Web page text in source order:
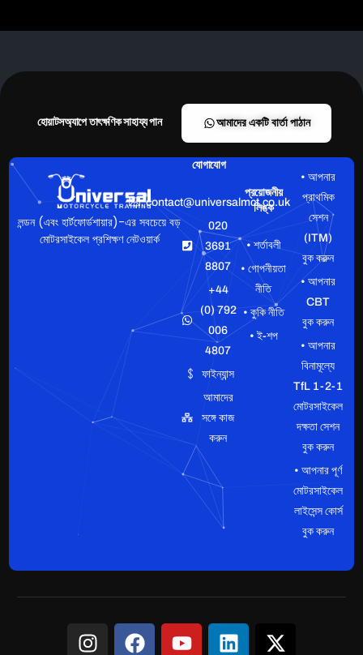
হোয়াটসঅ্যাপে তাৎক্ষণিক সাহায্য পান আমাদের একটি বার্তা পাঠান
লন্ডন (এবং হার্টফোর্ডশায়ার)-এর সবচেয়ে বড়
মোটরসাইকেল প্রশিক্ষণ নেটওয়ার্ক
যোগাযোগ
contact@universalmct.co.uk
020
3691
8807
+44
(0) 792
006
4807
ফাইন্যান্স
আমাদের
সঙ্গে কাজ
করুন
প্রয়োজনীয়
লিঙ্ক
• শর্তাবলী
• গোপনীয়তা
নীতি
• কুকি নীতি
• ই-শপ
• আপনার
প্রাথমিক
সেশন
(ITM)
বুক করুন
• আপনার
CBT
বুক করুন
• আপনার
বিনামূল্যে
TfL 1-2-1
মোটরসাইকেল
দক্ষতা সেশন
বুক করুন
• আপনার পূর্ণ
মোটরসাইকেল
লাইসেন্স কোর্স
বুক করুন